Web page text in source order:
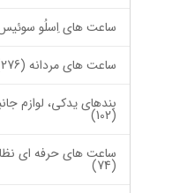
ساعت های اِسلُو سوئیس
ساعت های مردانه (276)
بندهای یدکی، لوازم
(102)
ساعت های حرفه ای
(74)